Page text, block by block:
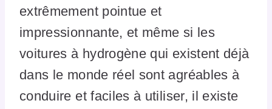
extrêmement pointue et
impressionnante, et même si les
voitures à hydrogène qui existent déjà
dans le monde réel sont agréables à
conduire et faciles à utiliser, il existe